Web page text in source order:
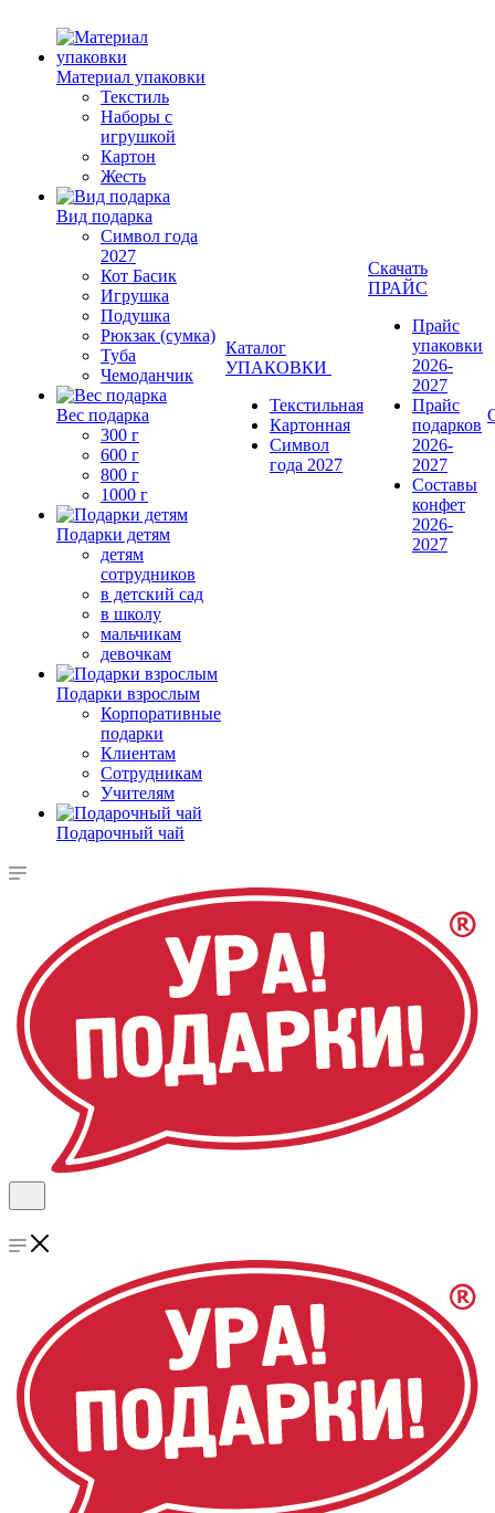
Материал упаковки
Текстиль
Наборы с
игрушкой
Картон
Жесть
Вид подарка
Символ года
2027
Кот Басик
Игрушка
Подушка
Рюкзак (сумка)
Туба
Чемоданчик
Вес подарка
300 г
600 г
800 г
1000 г
Подарки детям
детям
сотрудников
в детский сад
в школу
мальчикам
девочкам
Подарки взрослым
Корпоративные
подарки
Клиентам
Сотрудникам
Учителям
Подарочный чай
Каталог
УПАКОВКИ
Текстильная
Картонная
Символ
года 2027
Скачать
ПРАЙС
Прайс
упаковки
2026-
2027
Прайс
подарков
2026-
2027
Составы
конфет
2026-
2027